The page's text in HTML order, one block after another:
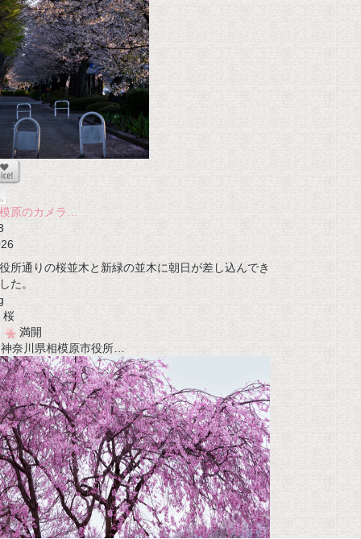
原のカメラ…
所通りの桜並木と新緑の並木に朝日が差し込んでき
た。
桜
満開
奈川県相模原市役所…